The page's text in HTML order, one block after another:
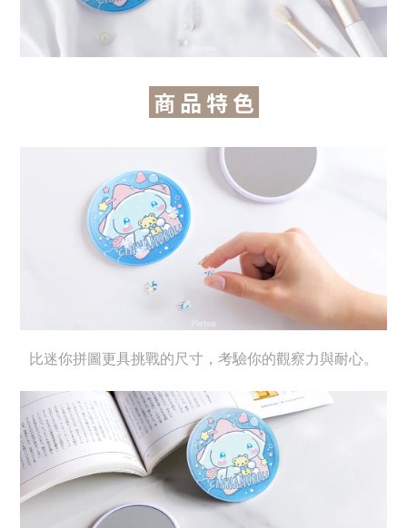
商 品 特 色
比迷你拼圖更具挑戰的尺寸 ，考驗你的觀察力與耐心。